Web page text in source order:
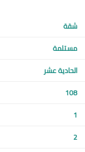
شقة
مستلمة
الحادية عشر
108
1
2